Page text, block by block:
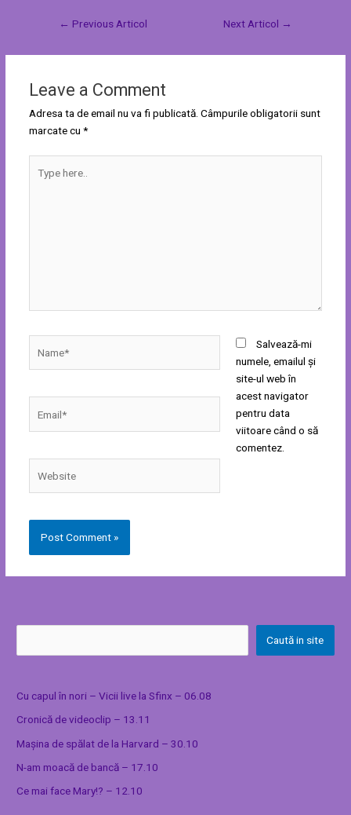
← Previous Articol Next Articol →
Leave a Comment
Adresa ta de email nu va fi publicată. Câmpurile obligatorii sunt
marcate cu *
here..
Salvează-mi
numele, emailul și
site-ul web în
acest navigator
pentru data
viitoare când o să
comentez.
Caută in site
Cu capul în nori – Vicii live la Sfinx – 06.08
Cronică de videoclip – 13.11
Mașina de spălat de la Harvard – 30.10
N-am moacă de bancă – 17.10
Ce mai face Mary!? – 12.10